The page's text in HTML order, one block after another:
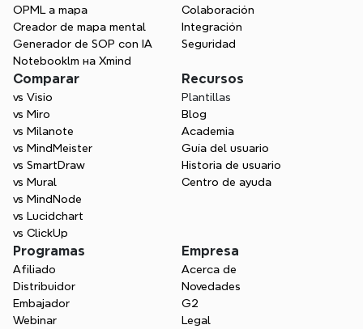
planifica y exporta, todo sin salir de tu mapa.
OPML a mapa
Creador de mapa mental
Generador de SOP con IA
Notebooklm на Xmind
Colaboración
Integración
Seguridad
Comparar
vs Visio
vs Miro
vs Milanote
vs MindMeister
vs SmartDraw
vs Mural
vs MindNode
vs Lucidchart
vs ClickUp
Recursos
Plantillas
Blog
Academia
Guía del usuario
Historia de usuario
Centro de ayuda
Programas
Afiliado
Distribuidor
Embajador
Webinar
Empresa
Acerca de
Novedades
G2
Legal